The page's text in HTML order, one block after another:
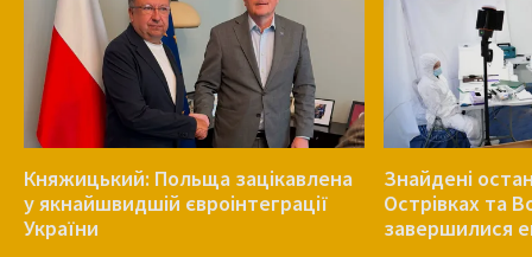
Княжицький: Польща зацікавлена
у якнайшвидшій євроінтеграції
України
Знайдені
Острівках та
завершилися